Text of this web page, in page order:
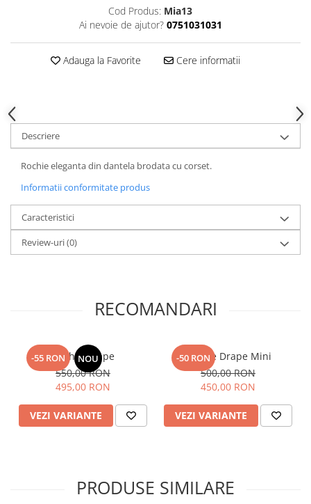
Cod Produs: Mia13
Ai nevoie de ajutor? 0751031031
Adauga la Favorite Cere informatii
Descriere
Rochie eleganta din dantela brodata cu corset.
Informatii conformitate produs
Caracteristici
Review-uri(0)
RECOMANDARI
-55 RON NOU
Rochie Drape
550,00 RON
495,00 RON
VEZI VARIANTE
-50 RON
Rochie Drape Mini
500,00 RON
450,00 RON
VEZI VARIANTE
PRODUSE SIMILARE